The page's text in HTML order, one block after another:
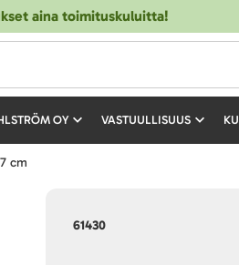
aina toimituskuluitta!
OY VASTUULLISUUS
cm
61430